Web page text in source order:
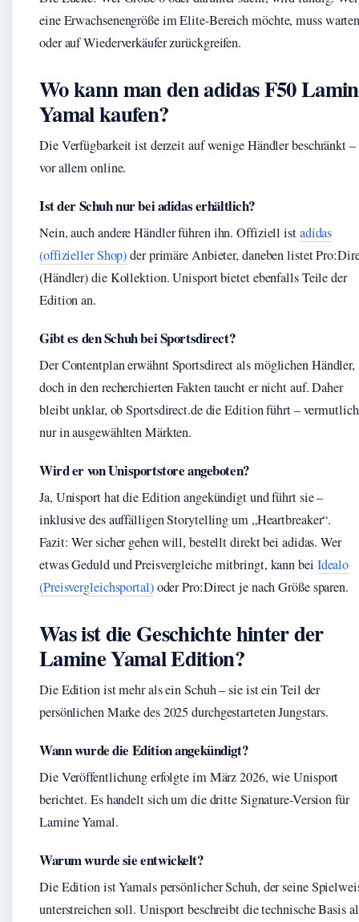
eine Erwachsenengröße im Elite-Bereich möchte, muss
oder auf Wiederverkäufer zurückgreifen.
Wo kann man den adidas F50
Yamal kaufen?
Die Verfügbarkeit ist derzeit auf wenige Händler beschränkt –
vor allem online.
Ist der Schuh nur bei adidas erhältlich?
Nein, auch andere Händler führen ihn. Offiziell istadidas
(offizieller Shop)der primäre Anbieter, daneben listet
(Händler) die Kollektion. Unisport bietet ebenfalls Teile der
Edition an.
Gibt es den Schuh bei Sportsdirect?
Der Contentplan erwähnt Sportsdirect als möglichen Händler,
doch in den recherchierten Fakten taucht er nicht auf. Daher
bleibt unklar, ob Sportsdirect.de die Edition führt – vermutlich
nur in ausgewählten Märkten.
Wird er von Unisportstore angeboten?
Ja, Unisport hat die Edition angekündigt und führt sie –
inklusive des auffälligen Storytelling um „Heartbreaker“.
Fazit: Wer sicher gehen will, bestellt direkt bei adidas. Wer
etwas Geduld und Preisvergleiche mitbringt, kann bei Idealo
(Preisvergleichsportal)oder Pro:Direct je nach Größe sparen.
Was ist die Geschichte hinter der
Lamine Yamal Edition?
Die Edition ist mehr als ein Schuh – sie ist ein Teil der
persönlichen Marke des 2025 durchgestarteten Jungstars.
Wann wurde die Edition angekündigt?
Die Veröffentlichung erfolgte im März 2026, wie Unisport
berichtet. Es handelt sich um die dritte Signature-Version für
Lamine Yamal.
Warum wurde sie entwickelt?
Die Edition ist Yamals persönlicher Schuh, der seine
unterstreichen soll. Unisport beschreibt die technische Basis